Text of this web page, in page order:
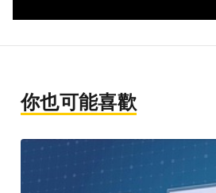
你也可能喜歡